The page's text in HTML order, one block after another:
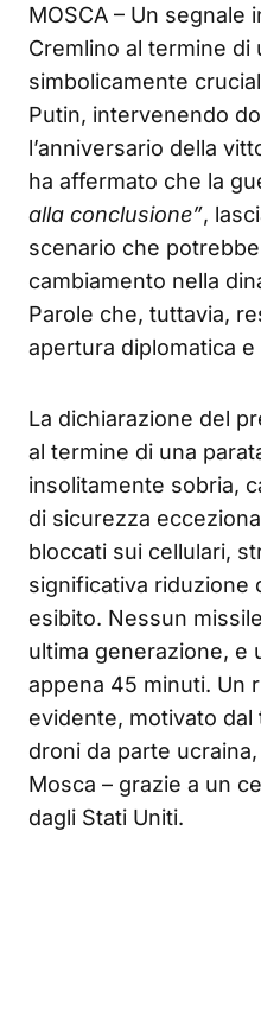
MOSCA – Un segnale
Cremlino al termine di
simbolicamente
Putin, intervenendo
l’anniversario della
ha affermato che la
alla conclusione”,
scenario che
cambiamento nella
Parole che, tuttavia,
apertura diplomatica
La dichiarazione del
al termine di una
insolitamente sobria,
di sicurezza
bloccati sui cellulari,
significativa riduzione
esibito. Nessun
ultima generazione, e
appena 45 minuti. Un
evidente, motivato
droni da parte
Mosca – grazie a un
dagli Stati Uniti.